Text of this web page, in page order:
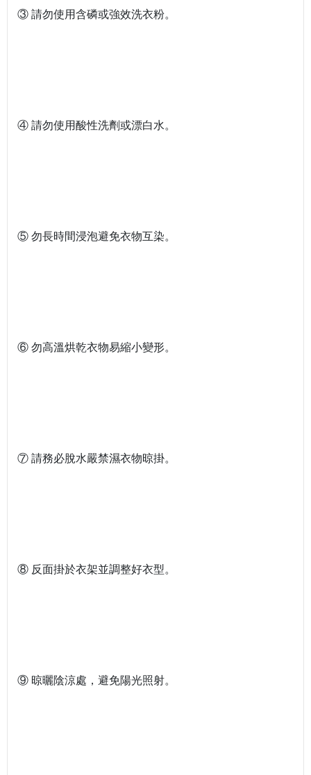
③ 請勿使用含磷或強效洗衣粉。
④ 請勿使用酸性洗劑或漂白水。
⑤ 勿長時間浸泡避免衣物互染。
⑥ 勿高溫烘乾衣物易縮小變形。
⑦ 請務必脫水嚴禁濕衣物晾掛。
⑧ 反面掛於衣架並調整好衣型。
⑨ 晾曬陰涼處，避免陽光照射。